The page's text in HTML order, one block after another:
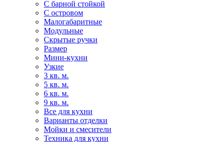
С барной стойкой
С островом
Малогабаритные
Модульные
Скрытые ручки
Размер
Мини-кухни
Узкие
3 кв. м.
5 кв. м.
6 кв. м.
9 кв. м.
Все для кухни
Варианты отделки
Мойки и смесители
Техника для кухни